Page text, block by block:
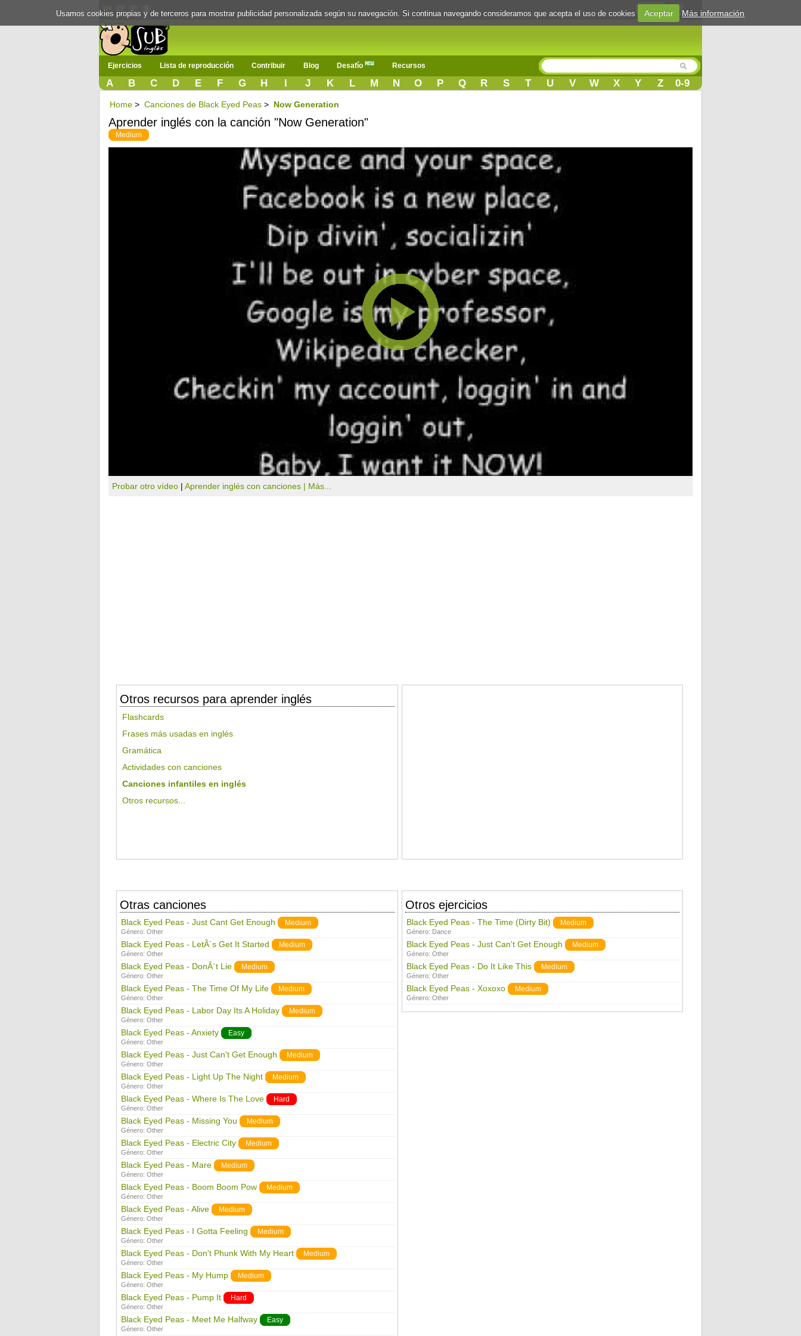
Login
Ejercicios Lista de reproducción Contribuir Blog Desafío Recursos
A B C D E F G H I J K L M N O P Q R S T U V W X Y Z 0-9
Home > Canciones de Black Eyed Peas > Now Generation
Aprender inglés con la canción "Now Generation"
Medium
Probar otro vídeo | Aprender inglés con canciones | Más...
Otros recursos para aprender inglés
Flashcards
Frases más usadas en inglés
Gramática
Actividades con canciones
Canciones infantiles en inglés
Otros recursos...
Otras canciones
Black Eyed Peas - Just Cant Get Enough Medium
Género: Other
Black Eyed Peas - LetÂ´s Get It Started Medium
Género: Other
Black Eyed Peas - DonÂ´t Lie Medium
Género: Other
Black Eyed Peas - The Time Of My Life Medium
Género: Other
Black Eyed Peas - Labor Day Its A Holiday Medium
Género: Other
Black Eyed Peas - Anxiety Easy
Género: Other
Black Eyed Peas - Just Can't Get Enough Medium
Género: Other
Black Eyed Peas - Light Up The Night Medium
Género: Other
Black Eyed Peas - Where Is The Love Hard
Género: Other
Black Eyed Peas - Missing You Medium
Género: Other
Black Eyed Peas - Electric City Medium
Género: Other
Black Eyed Peas - Mare Medium
Género: Other
Black Eyed Peas - Boom Boom Pow Medium
Género: Other
Black Eyed Peas - Alive Medium
Género: Other
Black Eyed Peas - I Gotta Feeling Medium
Género: Other
Black Eyed Peas - Don't Phunk With My Heart Medium
Género: Other
Black Eyed Peas - My Hump Medium
Género: Other
Black Eyed Peas - Pump It Hard
Género: Other
Black Eyed Peas - Meet Me Halfway Easy
Género: Other
Otros ejercicios
Black Eyed Peas - The Time (Dirty Bit) Medium
Género: Dance
Black Eyed Peas - Just Can't Get Enough Medium
Género: Other
Black Eyed Peas - Do It Like This Medium
Género: Other
Black Eyed Peas - Xoxoxo Medium
Género: Other
Usamos cookies propias y de terceros para mostrar publicidad personalizada según su navegación. Si continua navegando consideramos que acepta el uso de cookies Aceptar Más información